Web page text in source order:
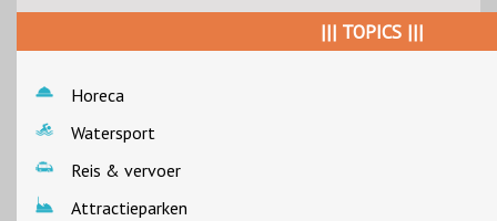
||| TOPICS |||
Horeca
Watersport
Reis & vervoer
Attractieparken